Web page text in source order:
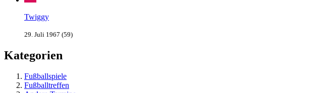
Twiggy
29. Juli 1967 (59)
Kategorien
Fußballspiele
Fußballtreffen